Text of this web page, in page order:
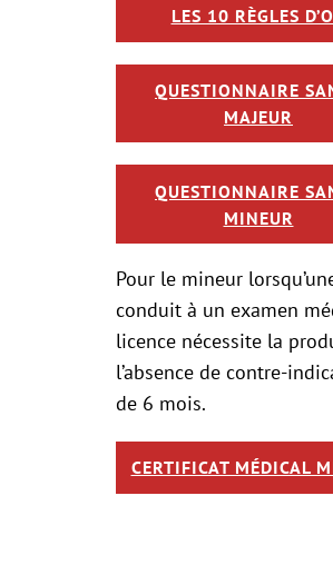
LES 10 RÈGLES
QUESTIONNAIRE
MAJEUR
QUESTIONNAIRE
MINEUR
Pour le mineur
conduit à un examen
licence nécessite la
l’absence de contre-
de 6 mois.
CERTIFICAT MÉDICAL